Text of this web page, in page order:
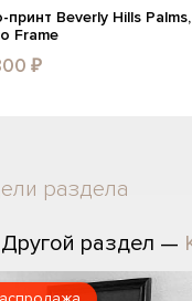
принт Beverly Hills Palms,
Frame
₽
раздела
Другой раздел —